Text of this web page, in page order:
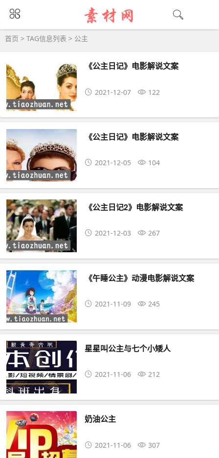
公主大全 - 公主相关资源下载
首页 > TAG信息列表 > 公主
《公主日记》电影解说文案
2021-12-07 122
《公主日记》电影解说文案
2021-12-05 104
《公主日记2》电影解说文案
2021-12-03 267
《午睡公主》动漫电影解说文案
2021-11-09 245
星星叫公主与七个小矮人
2021-11-06 212
奶油公主
2021-11-06 307